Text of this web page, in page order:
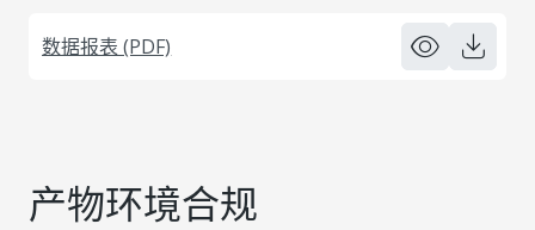
数据报表 (PDF)
产物环境合规